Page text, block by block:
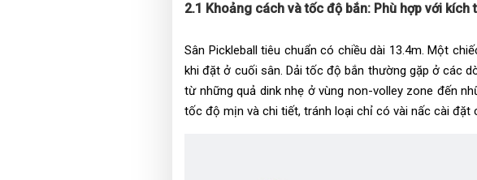
2.1 Khoảng cách và tốc độ bắn: Phù hợp với kích
Sân Pickleball tiêu chuẩn có chiều dài 13.4m. Một
khi đặt ở cuối sân. Dải tốc độ bắn thường gặp ở các
từ những quả dink nhẹ ở vùng non-volley zone đến
tốc độ mịn và chi tiết, tránh loại chỉ có vài nấc cài đặt